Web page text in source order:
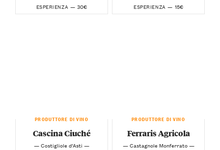
ESPERIENZA — 30€ ESPERIENZA — 15€
PRODUTTORE DI VINO
Cascina Ciuché
— Costigliole d’Asti —
PRODUTTORE DI VINO
Ferraris Agricola
— Castagnole Monferrato —